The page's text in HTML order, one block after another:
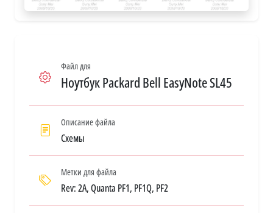
Файл для
Ноутбук Packard Bell EasyNote SL45
Описание файла
Схемы
Метки для файла
Rev: 2A, Quanta PF1, PF1Q, PF2